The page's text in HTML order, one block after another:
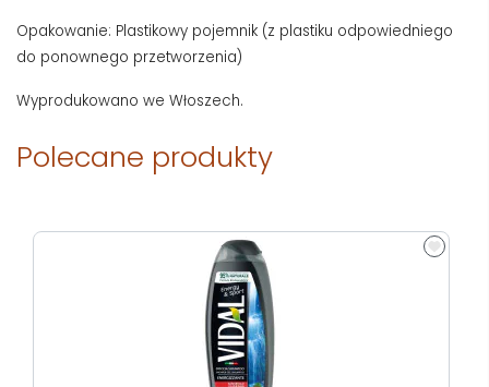
Opakowanie: Plastikowy pojemnik (z plastiku odpowiedniego
do ponownego przetworzenia)
Wyprodukowano we Włoszech.
Polecane produkty